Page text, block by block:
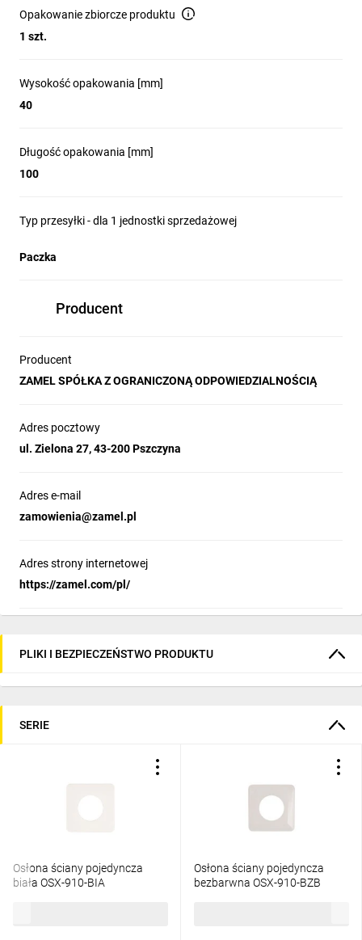
Opakowanie zbiorcze produktu
1 szt.
Wysokość opakowania [mm]
40
Długość opakowania [mm]
100
Typ przesyłki - dla 1 jednostki sprzedażowej
Paczka
Producent
Producent
ZAMEL SPÓŁKA Z OGRANICZONĄ ODPOWIEDZIALNOŚCIĄ
Adres pocztowy
ul. Zielona 27, 43-200 Pszczyna
Adres e-mail
zamowienia@zamel.pl
Adres strony internetowej
https://zamel.com/pl/
PLIKI I BEZPIECZEŃSTWO PRODUKTU
SERIE
Osłona ściany pojedyncza
biała OSX-910-BIA
Osłona ściany pojedyncza
bezbarwna OSX-910-BZB